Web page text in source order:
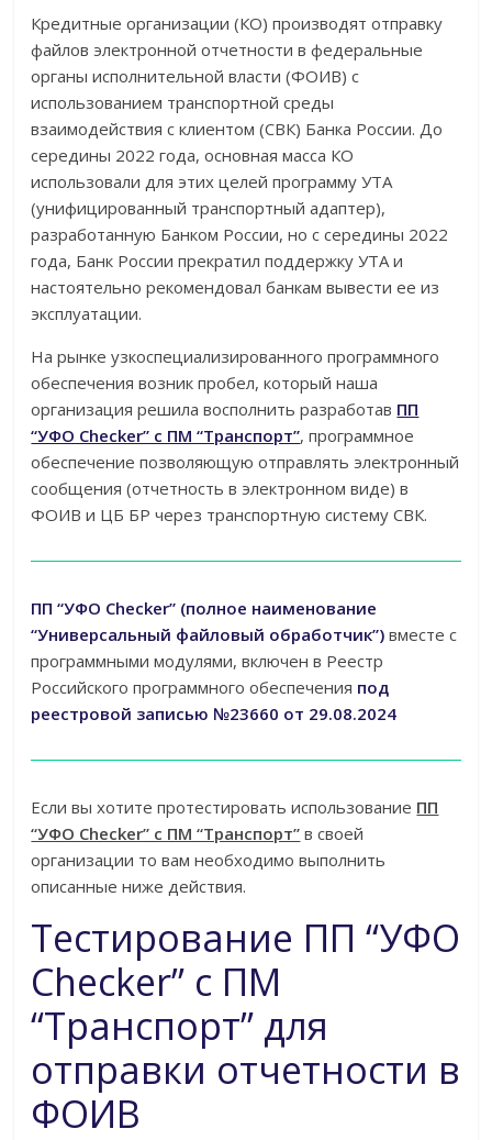
Кредитные организации (КО) производят отправку
файлов электронной отчетности в федеральные
органы исполнительной власти (ФОИВ) с
использованием транспортной среды
взаимодействия с клиентом (СВК) Банка России. До
середины 2022 года, основная масса КО
использовали для этих целей программу УТА
(унифицированный транспортный адаптер),
разработанную Банком России, но с середины 2022
года, Банк России прекратил поддержку УТА и
настоятельно рекомендовал банкам вывести ее из
эксплуатации.
На рынке узкоспециализированного программного
обеспечения возник пробел, который наша
организация решила восполнить разработав ПП
“УФО Checker” c ПМ “Транспорт”, программное
обеспечение позволяющую отправлять электронный
сообщения (отчетность в электронном виде) в
ФОИВ и ЦБ БР через транспортную систему СВК.
ПП “УФО Checker” (полное наименование
“Универсальный файловый обработчик”) вместе с
программными модулями, включен в Реестр
Российского программного обеспечения под
реестровой записью №23660 от 29.08.2024
Если вы хотите протестировать использование ПП
“УФО Checker” c ПМ “Транспорт” в своей
организации то вам необходимо выполнить
описанные ниже действия.
Тестирование ПП “УФО
Checker” c ПМ
“Транспорт” для
отправки отчетности в
ФОИВ